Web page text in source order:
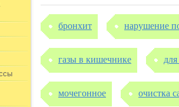
бронхит нарушение
газы в кишечнике
мочегонное очистка